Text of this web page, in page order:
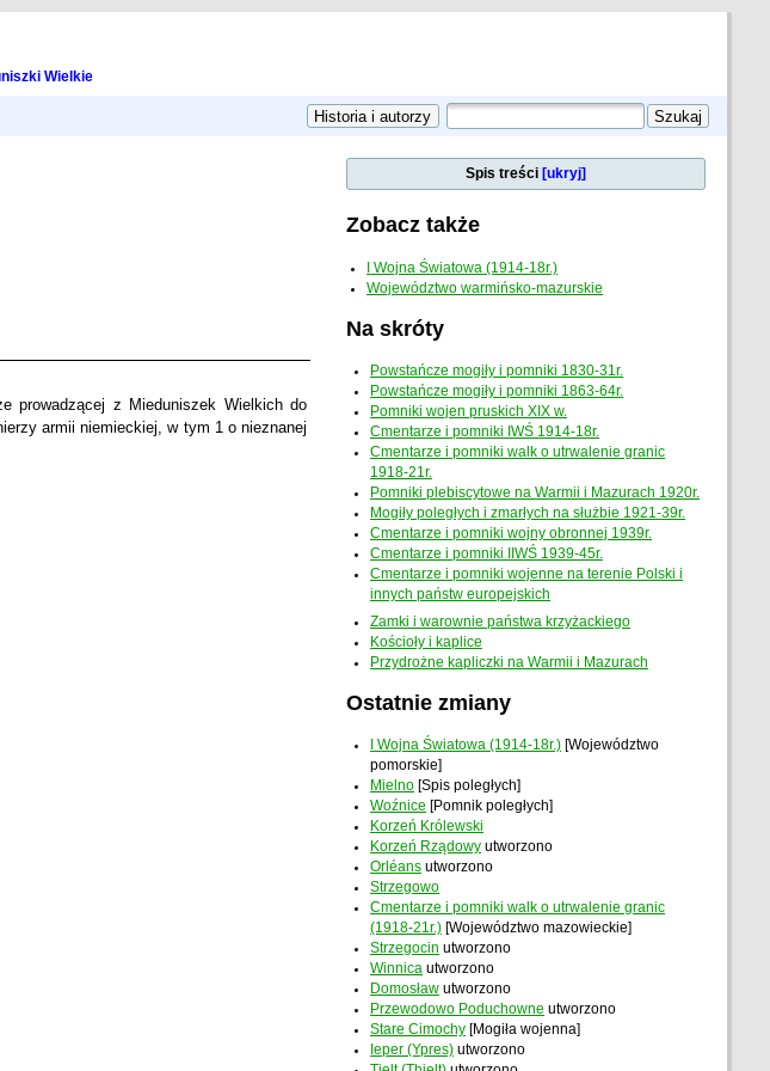
Wielkie
prowadzącej z Mieduniszek Wielkich do
armii niemieckiej, w tym 1 o nieznanej
Spis treści [ukryj]
Zobacz także
I Wojna Światowa (1914-18r.)
Województwo warmińsko-mazurskie
Na skróty
Powstańcze mogiły i pomniki 1830-31r.
Powstańcze mogiły i pomniki 1863-64r.
Pomniki wojen pruskich XIX w.
Cmentarze i pomniki IWŚ 1914-18r.
Cmentarze i pomniki walk o utrwalenie granic
1918-21r.
Pomniki plebiscytowe na Warmii i Mazurach 1920r.
Mogiły poległych i zmarłych na służbie 1921-39r.
Cmentarze i pomniki wojny obronnej 1939r.
Cmentarze i pomniki IIWŚ 1939-45r.
Cmentarze i pomniki wojenne na terenie Polski i
innych państw europejskich
Zamki i warownie państwa krzyżackiego
Kościoły i kaplice
Przydrożne kapliczki na Warmii i Mazurach
Ostatnie zmiany
I Wojna Światowa (1914-18r.) [Województwo
pomorskie]
Mielno [Spis poległych]
Woźnice [Pomnik poległych]
Korzeń Królewski
Korzeń Rządowy utworzono
Orléans utworzono
Strzegowo
Cmentarze i pomniki walk o utrwalenie granic
(1918-21r.) [Województwo mazowieckie]
Strzegocin utworzono
Winnica utworzono
Domosław utworzono
Przewodowo Poduchowne utworzono
Stare Cimochy [Mogiła wojenna]
Ieper (Ypres) utworzono